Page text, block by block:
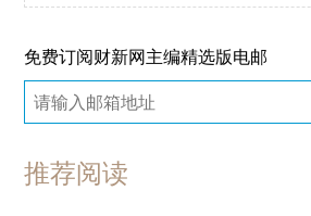
免费订阅财新网主编精选版电邮
推荐阅读